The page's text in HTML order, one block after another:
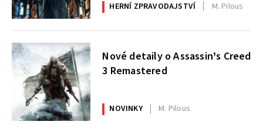
HERNÍ ZPRAVODAJSTVÍ M. Pilous
Nové detaily o Assassin’s Creed
3 Remastered
NOVINKY M. Pilous